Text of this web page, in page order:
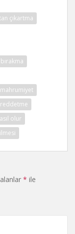
çıkartma
olur
* ile